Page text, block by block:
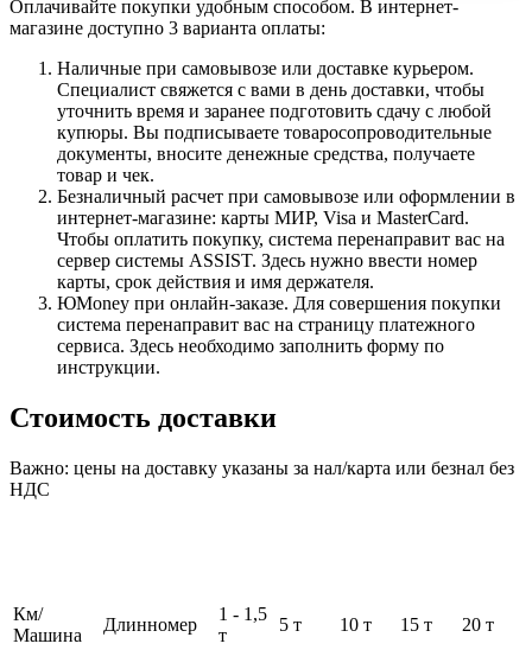
Оплачивайте покупки удобным способом. В интернет-
магазине доступно 3 варианта оплаты:
Наличные при самовывозе или доставке курьером.
Специалист свяжется с вами в день доставки, чтобы
уточнить время и заранее подготовить сдачу с любой
купюры. Вы подписываете товаросопроводительные
документы, вносите денежные средства, получаете
товар и чек.
Безналичный расчет при самовывозе или оформлении в
интернет-магазине: карты МИР, Visa и MasterCard.
Чтобы оплатить покупку, система перенаправит вас на
сервер системы ASSIST. Здесь нужно ввести номер
карты, срок действия и имя держателя.
ЮMoney при онлайн-заказе. Для совершения покупки
система перенаправит вас на страницу платежного
сервиса. Здесь необходимо заполнить форму по
инструкции.
Стоимость доставки
Важно: цены на доставку указаны за нал/карта или безнал без
НДС
Км/
Машина
Длинномер
1 - 1,5
т
5 т 10 т 15 т 20 т